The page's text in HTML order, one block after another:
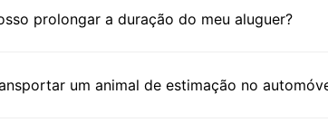
prolongar a duração do meu aluguer?
um animal de estimação no